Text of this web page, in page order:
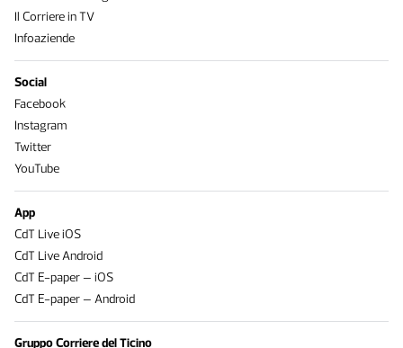
Il Corriere in TV
Infoaziende
Social
Facebook
Instagram
Twitter
YouTube
App
CdT Live iOS
CdT Live Android
CdT E-paper – iOS
CdT E-paper – Android
Gruppo Corriere del Ticino